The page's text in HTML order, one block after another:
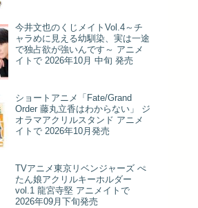
今井文也のくじメイトVol.4～チ
ャラめに見える幼馴染、実は一途
で独占欲が強いんです～ アニメ
イトで 2026年10月 中旬 発売
ショートアニメ「Fate/Grand
Order 藤丸立香はわからない」 ジ
オラマアクリルスタンド アニメ
イトで 2026年10月発売
TVアニメ東京リベンジャーズ ぺ
たん娘アクリルキーホルダー
vol.1 龍宮寺堅 アニメイトで
2026年09月下旬発売